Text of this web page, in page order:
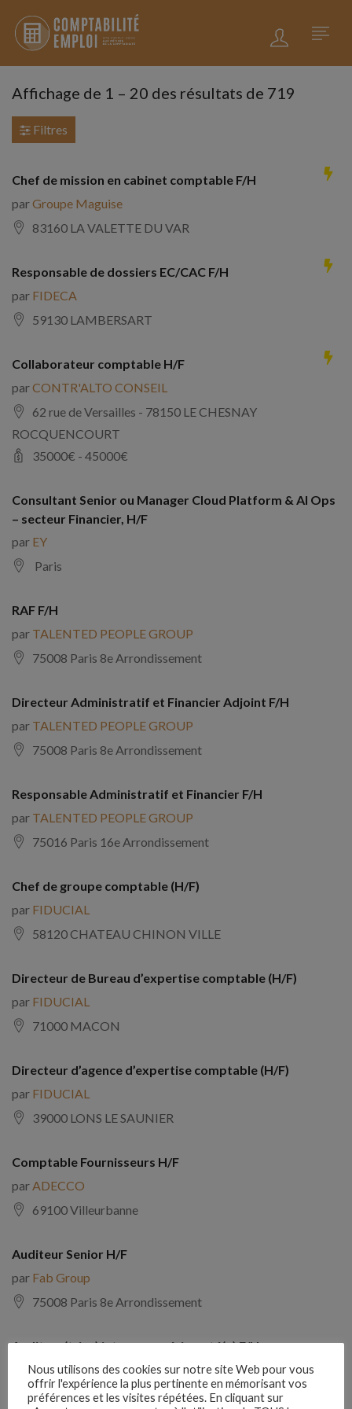
Affichage de 1 – 20 des résultats de 719
Filtres
Chef de mission en cabinet comptable F/H
parGroupe Maguise
83160 LA VALETTE DU VAR
Responsable de dossiers EC/CAC F/H
par FIDECA
59130 LAMBERSART
Collaborateur comptable H/F
parCONTR'ALTO CONSEIL
62 rue de Versailles - 78150 LE CHESNAY
ROCQUENCOURT
35000€ - 45000€
Consultant Senior ou Manager Cloud Platform & AI Ops
– secteur Financier, H/F
par EY
Paris
RAF F/H
par TALENTED PEOPLE GROUP
75008 Paris 8e Arrondissement
Directeur Administratif et Financier Adjoint F/H
par TALENTED PEOPLE GROUP
75008 Paris 8e Arrondissement
Responsable Administratif et Financier F/H
par TALENTED PEOPLE GROUP
75016 Paris 16e Arrondissement
Chef de groupe comptable (H/F)
par FIDUCIAL
58120 CHATEAU CHINON VILLE
Directeur de Bureau d’expertise comptable (H/F)
par FIDUCIAL
71000 MACON
Directeur d’agence d’expertise comptable (H/F)
par FIDUCIAL
39000 LONS LE SAUNIER
Comptable Fournisseurs H/F
par ADECCO
69100 Villeurbanne
Auditeur Senior H/F
par Fab Group
75008 Paris 8e Arrondissement
Auditeur(trice) interne expérimenté(e) F/H
parComptabilite Emploi
39130 Châtillon
Nous utilisons des cookies sur notre site Web pour vous
offrir l'expérience la plus pertinente en mémorisant vos
préférences et les visites répétées. En cliquant sur